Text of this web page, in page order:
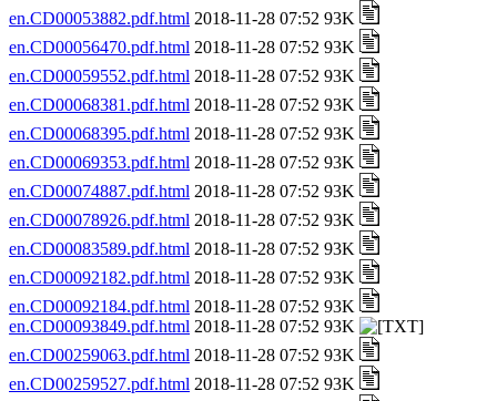
en.CD00053882.pdf.html 2018-11-28 07:52 93K
en.CD00056470.pdf.html 2018-11-28 07:52 93K
en.CD00059552.pdf.html 2018-11-28 07:52 93K
en.CD00068381.pdf.html 2018-11-28 07:52 93K
en.CD00068395.pdf.html 2018-11-28 07:52 93K
en.CD00069353.pdf.html 2018-11-28 07:52 93K
en.CD00074887.pdf.html 2018-11-28 07:52 93K
en.CD00078926.pdf.html 2018-11-28 07:52 93K
en.CD00083589.pdf.html 2018-11-28 07:52 93K
en.CD00092182.pdf.html 2018-11-28 07:52 93K
en.CD00092184.pdf.html 2018-11-28 07:52 93K
en.CD00093849.pdf.html 2018-11-28 07:52 93K
en.CD00259063.pdf.html 2018-11-28 07:52 93K
en.CD00259527.pdf.html 2018-11-28 07:52 93K